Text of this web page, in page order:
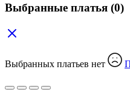
Выбранные платья (0)
Выбранных платьев нет